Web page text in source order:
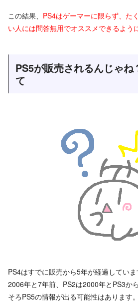
この結果、 PS4はゲーマーに限らず、た
い人には問答無用でオススメできるよう
PS5が販売されるんじゃ
て
PS4はすでに販売から5年が経過してい
2006年と7年前、PS2は2000年とPS3か
そろPS5の情報が出る可能性はあります。